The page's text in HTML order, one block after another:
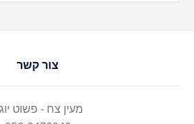
צור קשר
מעין צח - פשוט